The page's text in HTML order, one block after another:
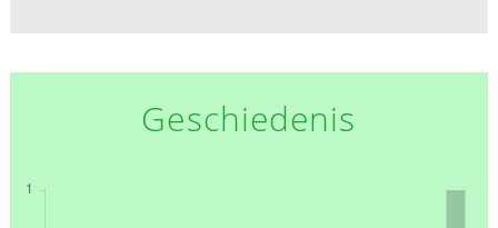
Geschiedenis